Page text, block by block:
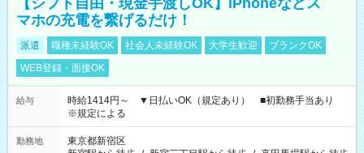
【シフト自由・現金手渡しOK】iPhoneなどス
マホの充電を繋げるだけ！
派遣 職種未経験OK 社会人未経験OK 大学生歓迎
ブランクOK
WEB登録・面接OK
給与
時給1414円～ ▼日払いOK（規定あり） ■初勤務手当あり
※規定による
勤務地
東京都新宿区